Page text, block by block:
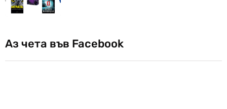
Аз чета във Facebook